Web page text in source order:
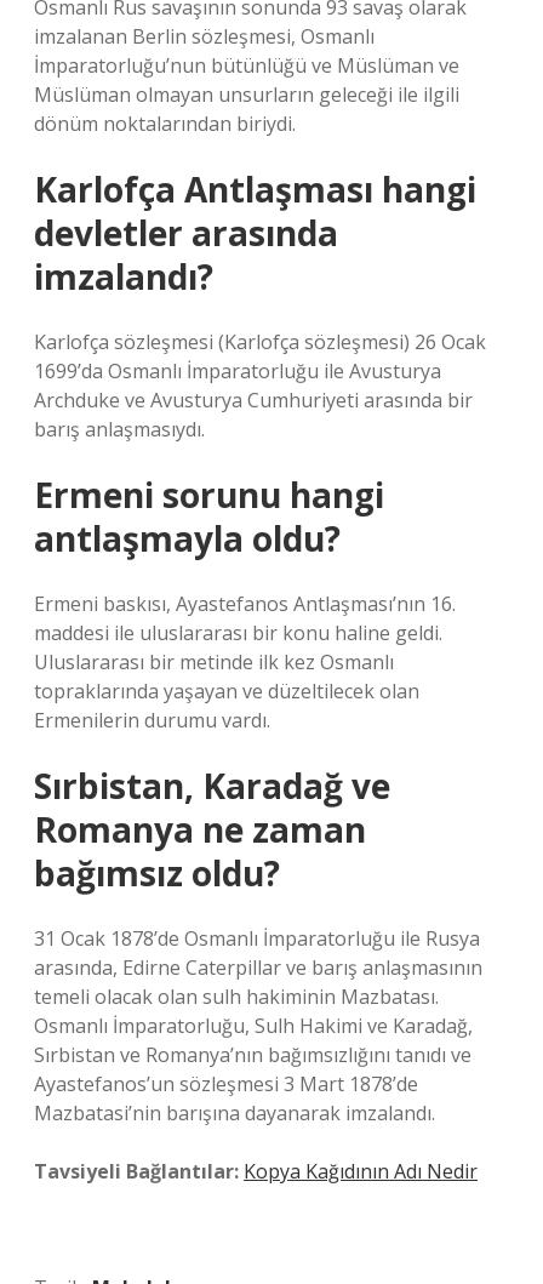
Osmanlı Rus savaşının sonunda 93 savaş olarak
imzalanan Berlin sözleşmesi, Osmanlı
İmparatorluğu’nun bütünlüğü ve Müslüman ve
Müslüman olmayan unsurların geleceği ile ilgili
dönüm noktalarından biriydi.
Karlofça Antlaşması hangi
devletler arasında
imzalandı?
Karlofça sözleşmesi (Karlofça sözleşmesi) 26 Ocak
1699’da Osmanlı İmparatorluğu ile Avusturya
Archduke ve Avusturya Cumhuriyeti arasında bir
barış anlaşmasıydı.
Ermeni sorunu hangi
antlaşmayla oldu?
Ermeni baskısı, Ayastefanos Antlaşması’nın 16.
maddesi ile uluslararası bir konu haline geldi.
Uluslararası bir metinde ilk kez Osmanlı
topraklarında yaşayan ve düzeltilecek olan
Ermenilerin durumu vardı.
Sırbistan, Karadağ ve
Romanya ne zaman
bağımsız oldu?
31 Ocak 1878’de Osmanlı İmparatorluğu ile Rusya
arasında, Edirne Caterpillar ve barış anlaşmasının
temeli olacak olan sulh hakiminin Mazbatası.
Osmanlı İmparatorluğu, Sulh Hakimi ve Karadağ,
Sırbistan ve Romanya’nın bağımsızlığını tanıdı ve
Ayastefanos’un sözleşmesi 3 Mart 1878’de
Mazbatasi’nin barışına dayanarak imzalandı.
Tavsiyeli Bağlantılar: Kopya Kağıdının Adı Nedir